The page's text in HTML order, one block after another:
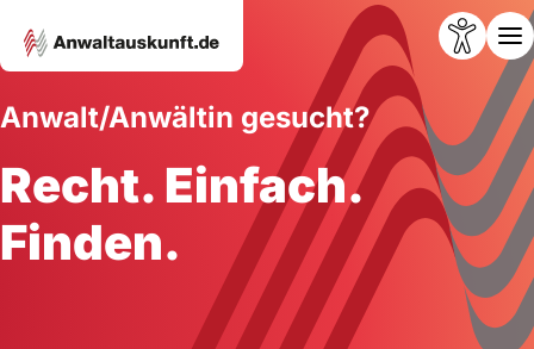
Anwalt/Anwältin gesucht?
Recht. Einfach.
Finden.